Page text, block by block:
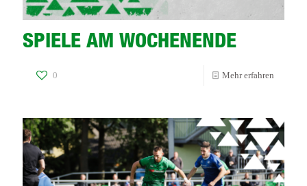
SPIELE AM WOCHENENDE
0 Mehr erfahren